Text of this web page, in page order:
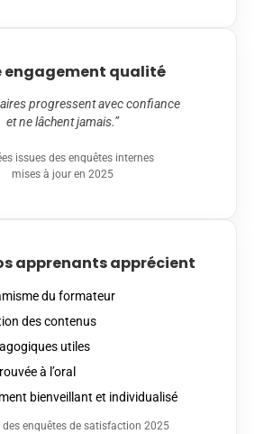
engagement qualité
progressent avec confiance
et ne lâchent jamais.”
issues des enquêtes internes
mises à jour en 2025
apprenants apprécient
du formateur
des contenus
utiles
à l’oral
bienveillant et individualisé
des enquêtes de satisfaction 2025